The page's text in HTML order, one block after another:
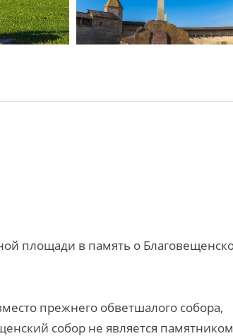
площади в память о
прежнего обветшалого собора,
собор не является памятником